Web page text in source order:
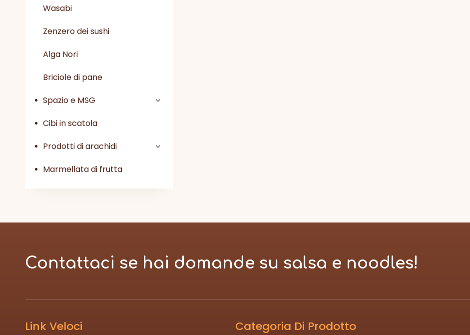
Wasabi
Zenzero dei sushi
Alga Nori
Briciole di pane
Spazio e MSG
Cibi in scatola
Prodotti di arachidi
Marmellata di frutta
Contattaci se hai domande su salsa e noodles!
Link Veloci Categoria Di Prodotto